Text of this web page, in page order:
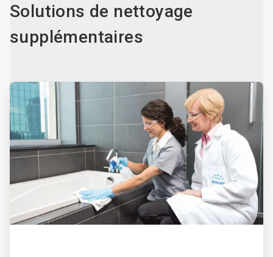
Solutions de nettoyage
supplémentaires